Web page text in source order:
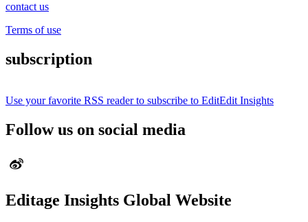
contact us
Terms of use
subscription
Use your favorite RSS reader to subscribe to EditEdit Insights
Follow us on social media
Editage Insights Global Website